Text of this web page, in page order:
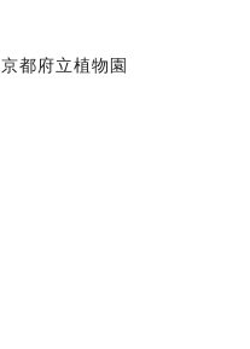
京都府立植物園